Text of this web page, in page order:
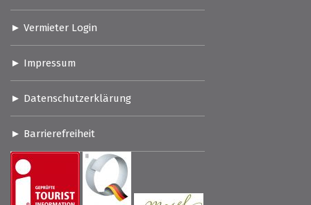
Vermieter Login
Impressum
Datenschutzerklärung
Barrierefreiheit